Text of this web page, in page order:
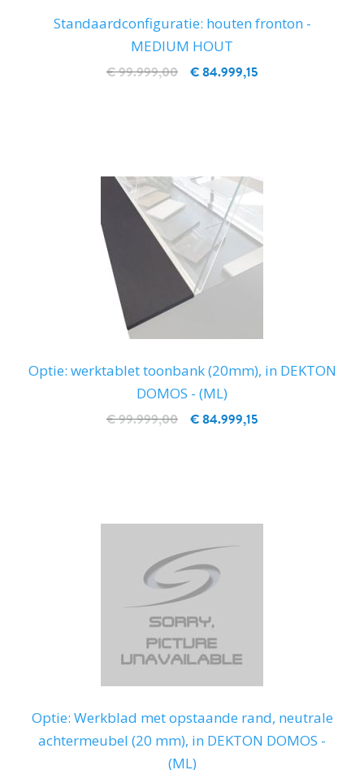
Standaardconfiguratie: houten fronton -
MEDIUM HOUT
€ 84.999,15
€ 99.999,00
Optie: werktablet toonbank (20mm), in DEKTON
DOMOS - (ML)
€ 84.999,15
€ 99.999,00
Optie: Werkblad met opstaande rand, neutrale
achtermeubel (20 mm), in DEKTON DOMOS -
(ML)